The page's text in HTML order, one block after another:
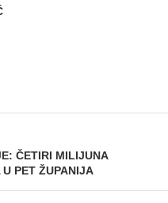
ČETIRI MILIJUNA
PET ŽUPANIJA